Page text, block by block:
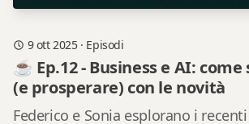
9 ott 2025· Episodi
☕ Ep.12 - Business e AI:
(e prosperare) con le novità
Federico e Sonia esplorano i